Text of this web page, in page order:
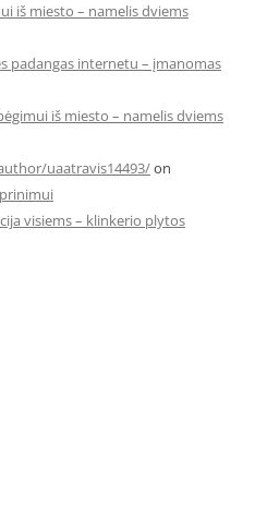
iš miesto – namelis dviems
padangas internetu – įmanomas
iš miesto – namelis dviems
uaatravis14493/on
visiems – klinkerio plytos